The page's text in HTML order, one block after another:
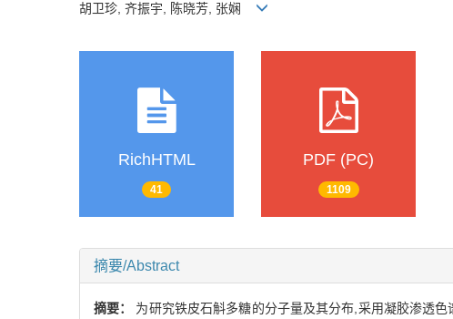
胡卫珍, 齐振宇, 陈晓芳, 张娴
RichHTML
41
PDF (PC)
1109
摘要/Abstract
摘要： 为研究铁皮石斛多糖的分子量及其分布,采用凝胶渗透